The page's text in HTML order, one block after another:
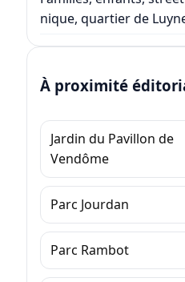
nique, quartier de
À proximité
Jardin du Pavillon de
Vendôme
Parc Jourdan
Parc Rambot